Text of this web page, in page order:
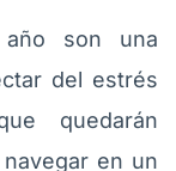
son una
del estrés
quedarán
en un